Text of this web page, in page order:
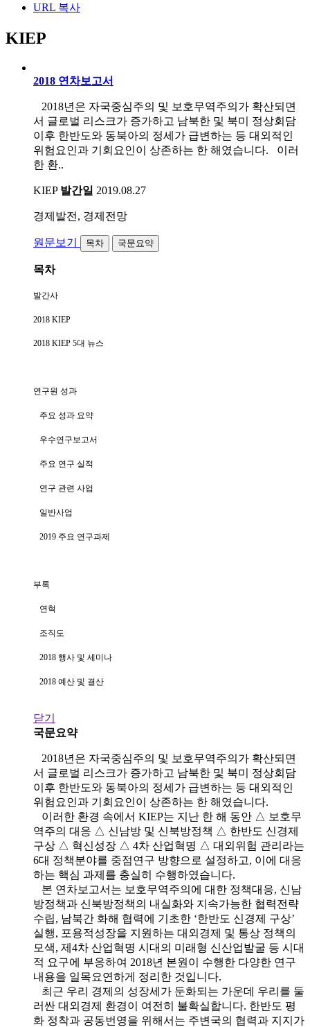
URL 복사
KIEP
2018 연차보고서
2018년은 자국중심주의 및 보호무역주의가 확산되면
서 글로벌 리스크가 증가하고 남북한 및 북미 정상회담
이후 한반도와 동북아의 정세가 급변하는 등 대외적인
위험요인과 기회요인이 상존하는 한 해였습니다. 이러
한 환..
KIEP 발간일 2019.08.27
경제발전, 경제전망
원문보기 목차 국문요약
목차
발간사
2018 KIEP
2018 KIEP 5대 뉴스
연구원 성과
주요 성과 요약
우수연구보고서
주요 연구 실적
연구 관련 사업
일반사업
2019 주요 연구과제
부록
연혁
조직도
2018 행사 및 세미나
2018 예산 및 결산
닫기
국문요약
2018년은 자국중심주의 및 보호무역주의가 확산되면
서 글로벌 리스크가 증가하고 남북한 및 북미 정상회담
이후 한반도와 동북아의 정세가 급변하는 등 대외적인
위험요인과 기회요인이 상존하는 한 해였습니다.
이러한 환경 속에서 KIEP는 지난 한 해 동안 △ 보호무
역주의 대응 △ 신남방 및 신북방정책 △ 한반도 신경제
구상 △ 혁신성장 △ 4차 산업혁명 △ 대외위험 관리라는
6대 정책분야를 중점연구 방향으로 설정하고, 이에 대응
하는 핵심 과제를 충실히 수행하였습니다.
본 연차보고서는 보호무역주의에 대한 정책대응, 신남
방정책과 신북방정책의 내실화와 지속가능한 협력전략
수립, 남북간 화해 협력에 기초한 ‘한반도 신경제 구상’
실행, 포용적성장을 지원하는 대외경제 및 통상 정책의
모색, 제4차 산업혁명 시대의 미래형 신산업발굴 등 시대
적 요구에 부응하여 2018년 본원이 수행한 다양한 연구
내용을 일목요연하게 정리한 것입니다.
최근 우리 경제의 성장세가 둔화되는 가운데 우리를 둘
러싼 대외경제 환경이 여전히 불확실합니다. 한반도 평
화 정착과 공동번영을 위해서는 주변국의 협력과 지지가